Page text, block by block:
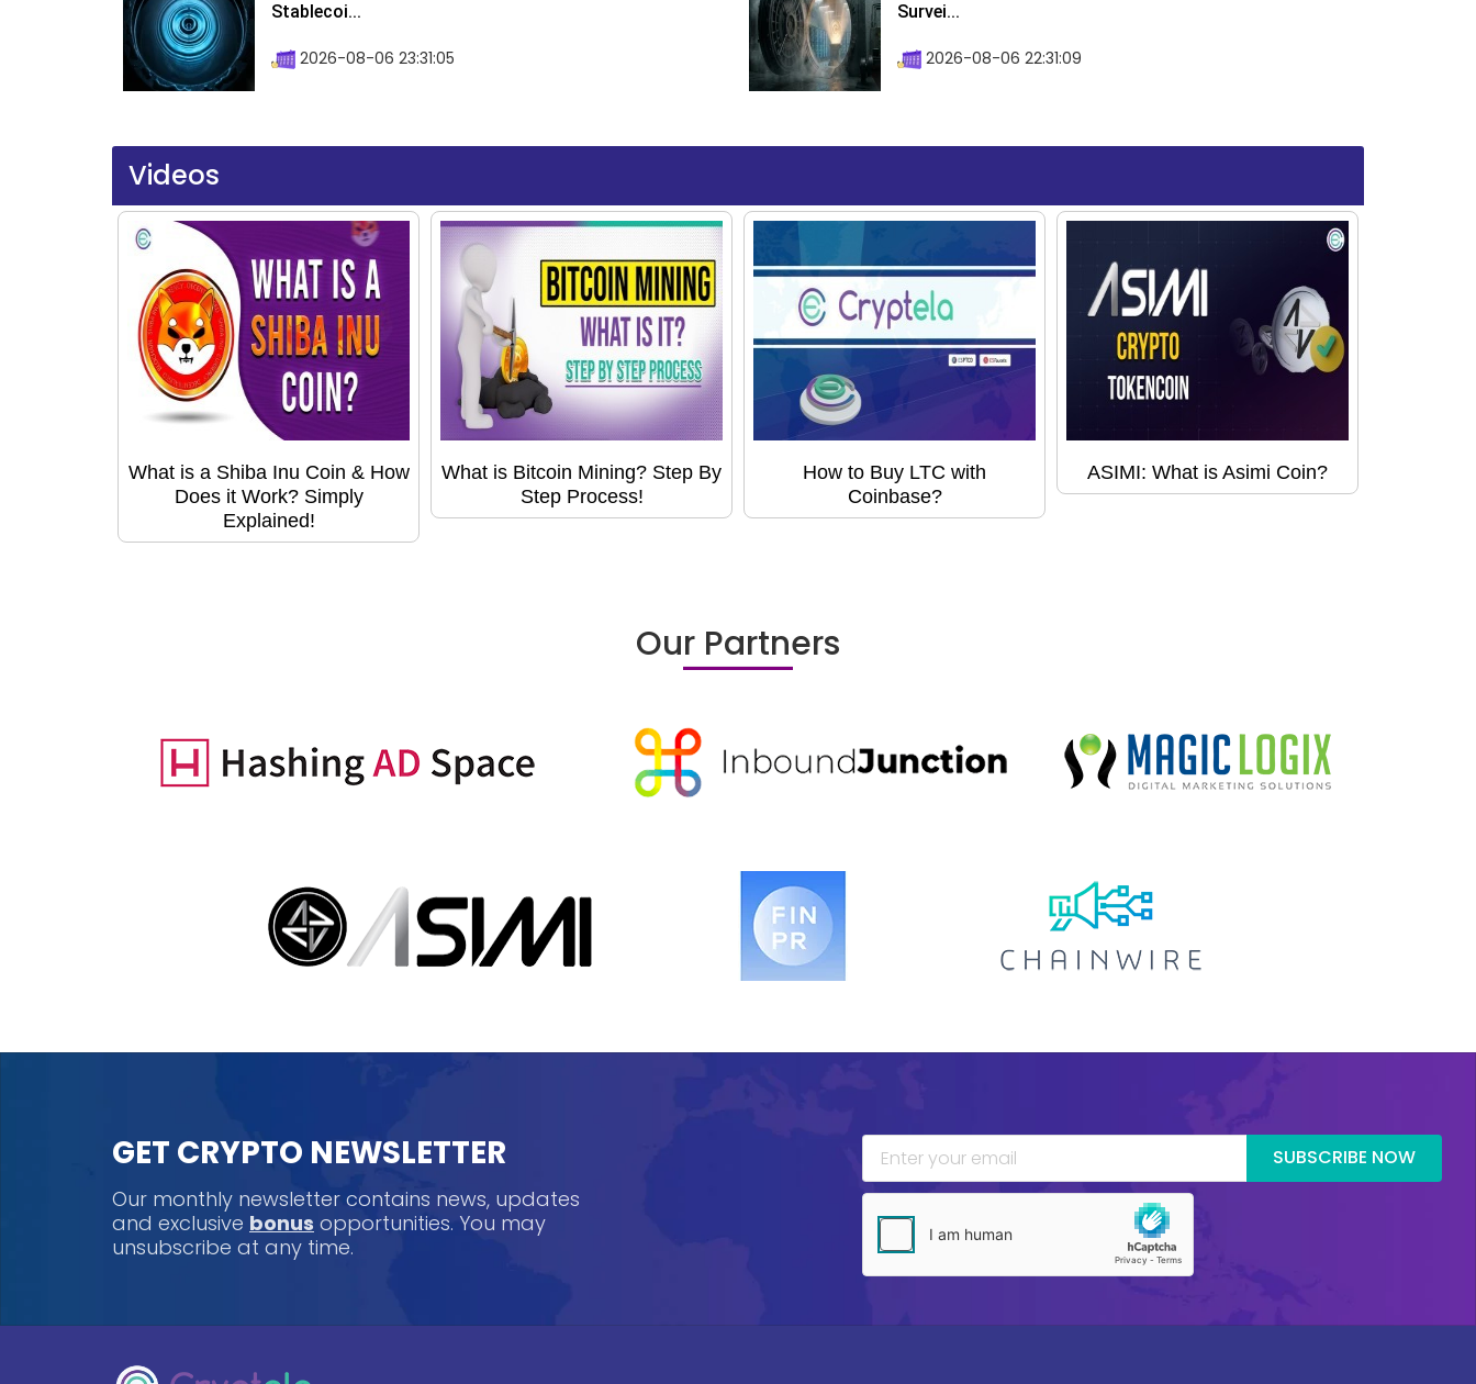
Stablecoi...
2026-08-06 23:31:05
Survei...
2026-08-06 22:31:09
Videos
What is a Shiba Inu Coin & How
Does it Work? Simply
Explained!
What is Bitcoin Mining? Step By
Step Process!
How to Buy LTC with
Coinbase?
ASIMI: What is Asimi Coin?
Our Partners
GET CRYPTO NEWSLETTER
Our monthly newsletter contains news, updates
and exclusive bonus opportunities. You may
unsubscribe at any time.
SUBSCRIBE NOW